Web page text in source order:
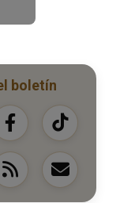
boletín